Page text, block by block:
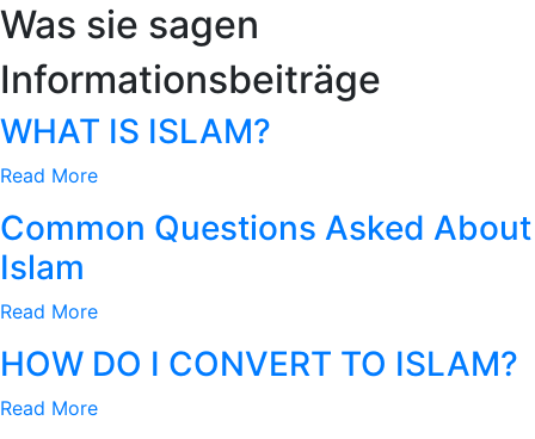
Was sie sagen
Informationsbeiträge
WHAT IS ISLAM?
Read More
Common Questions Asked About
Islam​
Read More
HOW DO I CONVERT TO ISLAM?
Read More